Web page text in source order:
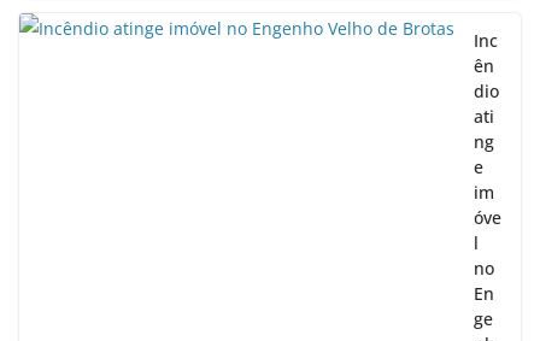
Inc
ên
dio
ati
ng
e
im
óve
l
no
En
ge